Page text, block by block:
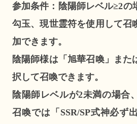
参加条件：陰陽師レベル≥2の
勾玉、現世霊符を使用して召
加できます。
陰陽師様は「旭華召喚」また
択して召喚できます。
陰陽師レベルが2未満の場合
召喚では「SSR/SP式神必ず